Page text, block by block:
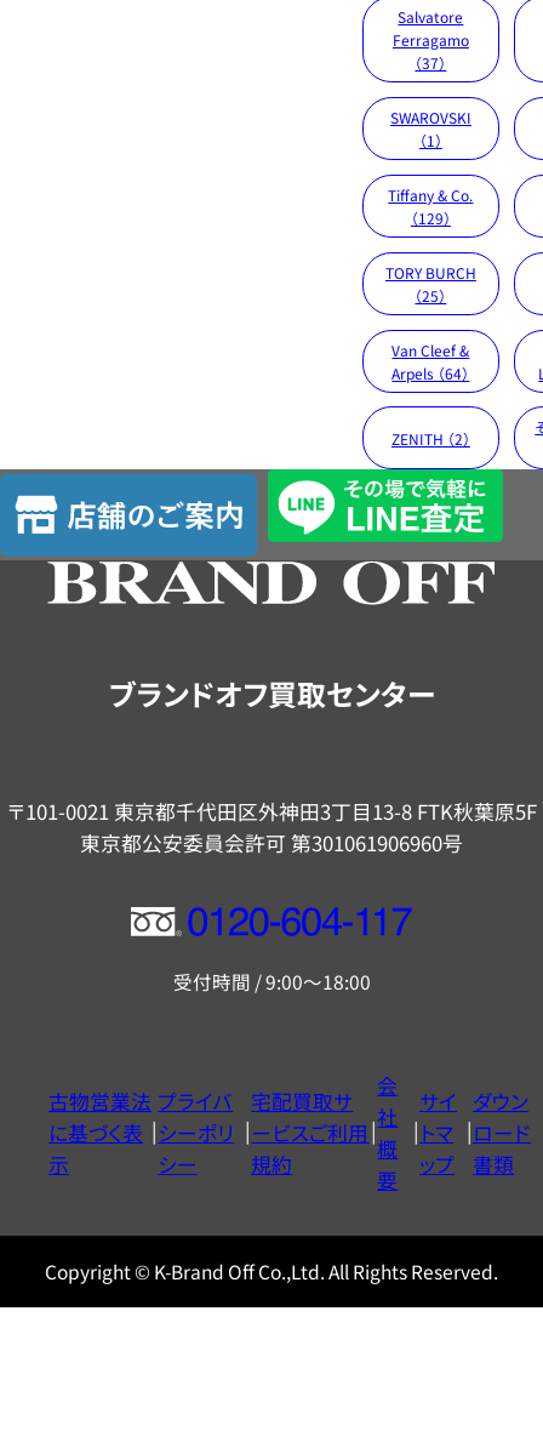
Salvatore
Ferragamo
（37）
SWAROVSKI
（1）
Tiffany & Co.
（129）
TORY BURCH
（25）
Van Cleef &
Arpels （64）
ZENITH （2）
店
舗
の
ブランドオフ買取センター
〒101-0021 東京都千代田区外神田3丁目13-8 FTK秋葉原5F
東京都公安委員会許可 第301061906960号
フ
ー
ヤ
ル
0120604117
受付時間 / 9:00～18:00
古物営業法
に基づく表
示
プライバ
シーポリ
シー
宅配買取サ
ービスご利用
規約
会
社
概
要
サイ
トマ
ップ
ダウン
ロード
書類
Copyright © K-Brand Off Co.,Ltd. All Rights Reserved.